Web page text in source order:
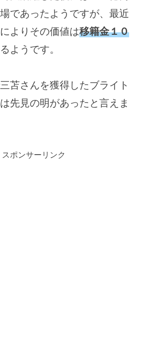
であったようですが、最近
よりその価値は移籍金１０
ようです。
苫さんを獲得したブライト
先見の明があったと言えま
スポンサーリンク